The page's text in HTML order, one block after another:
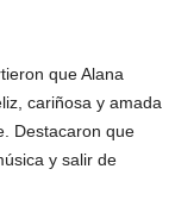
que Alana
cariñosa y amada
Destacaron que
y salir de